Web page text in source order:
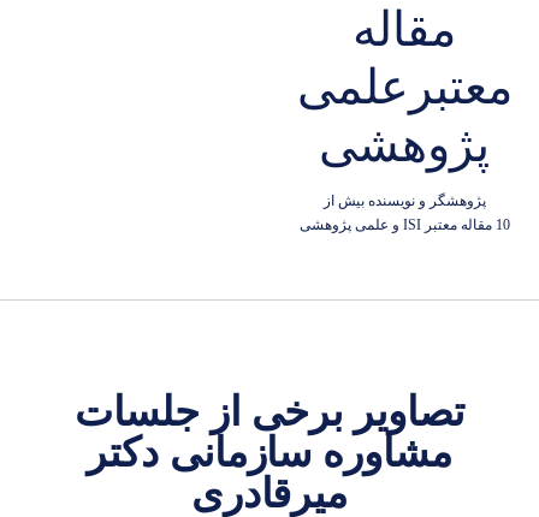
مقاله
معتبرعلمی
پژوهشی
پژوهشگر و نویسنده بیش از
10 مقاله معتبر ISI و علمی پژوهشی
تصاویر برخی از جلسات
مشاوره سازمانی دکتر
میرقادری